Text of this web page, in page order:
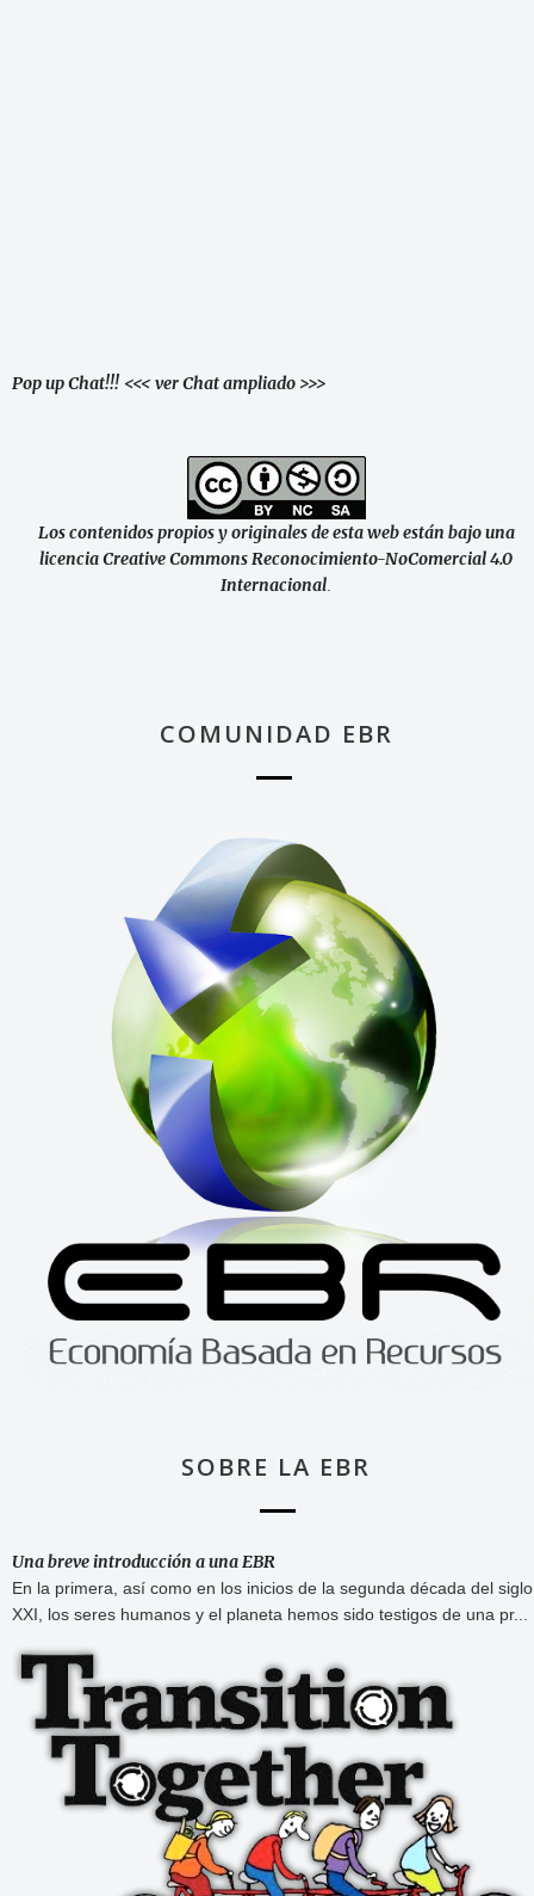
Pop up Chat!!! <<< ver Chat ampliado >>>
Los contenidos propios y originales de esta web están bajo una
licencia Creative Commons Reconocimiento-NoComercial 4.0
Internacional.
COMUNIDAD EBR
SOBRE LA EBR
Una breve introducción a una EBR
En la primera, así como en los inicios de la segunda década del siglo
XXI, los seres humanos y el planeta hemos sido testigos de una pr...